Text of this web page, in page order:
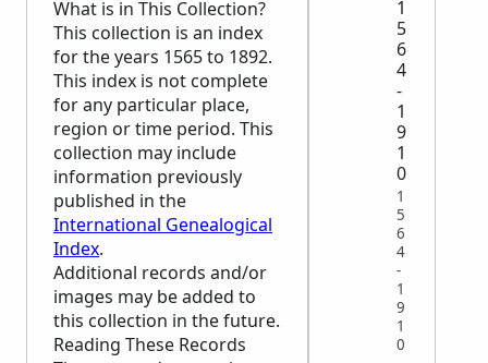
What is in This Collection?
This collection is an index
for the years 1565 to 1892.
This index is not complete
for any particular place,
region or time period. This
collection may include
information previously
published in the
International Genealogical
Index.
Additional records and/or
images may be added to
this collection in the future.
Reading These Records
1
5
6
4
-
1
9
1
0
1
5
6
4
-
1
9
1
0